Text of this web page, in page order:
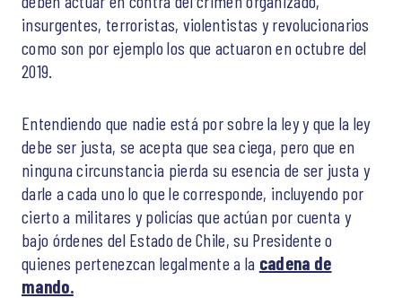
insurgentes, terroristas, violentistas y revolucionarios
como son por ejemplo los que actuaron en octubre del
2019.
Entendiendo que nadie está por sobre la ley y que la ley
debe ser justa, se acepta que sea ciega, pero que en
ninguna circunstancia pierda su esencia de ser justa y
darle a cada uno lo que le corresponde, incluyendo por
cierto a militares y policías que actúan por cuenta y
bajo órdenes del Estado de Chile, su Presidente o
quienes pertenezcan legalmente a la cadena de
mando.